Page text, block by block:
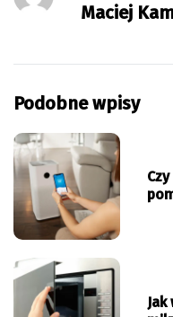
Maciej
Podobne wpisy